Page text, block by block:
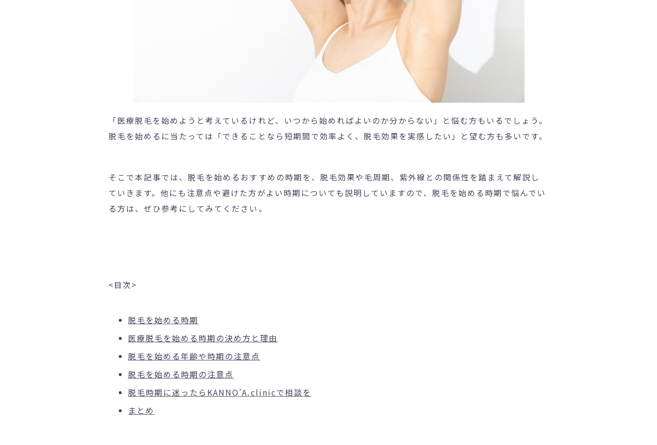
個人情報保護方針 特定商取引法に基づく表記
「医療脱毛を始めようと考えているけれど、いつから始めればよいのか分からない」と悩む方もいるでしょう。
脱毛を始めるに当たっては「できることなら短期間で効率よく、脱毛効果を実感したい」と望む方も多いです。
そこで本記事では、脱毛を始めるおすすめの時期を、脱毛効果や毛周期、紫外線との関係性を踏まえて解説し
ていきます。他にも注意点や避けた方がよい時期についても説明していますので、脱毛を始める時期で悩んでい
る方は、ぜひ参考にしてみてください。
<目次>
脱毛を始める時期
医療脱毛を始める時期の決め方と理由
脱毛を始める年齢や時期の注意点
脱毛を始める時期の注意点
脱毛時期に迷ったらKANNO’A.clinicで相談を
まとめ